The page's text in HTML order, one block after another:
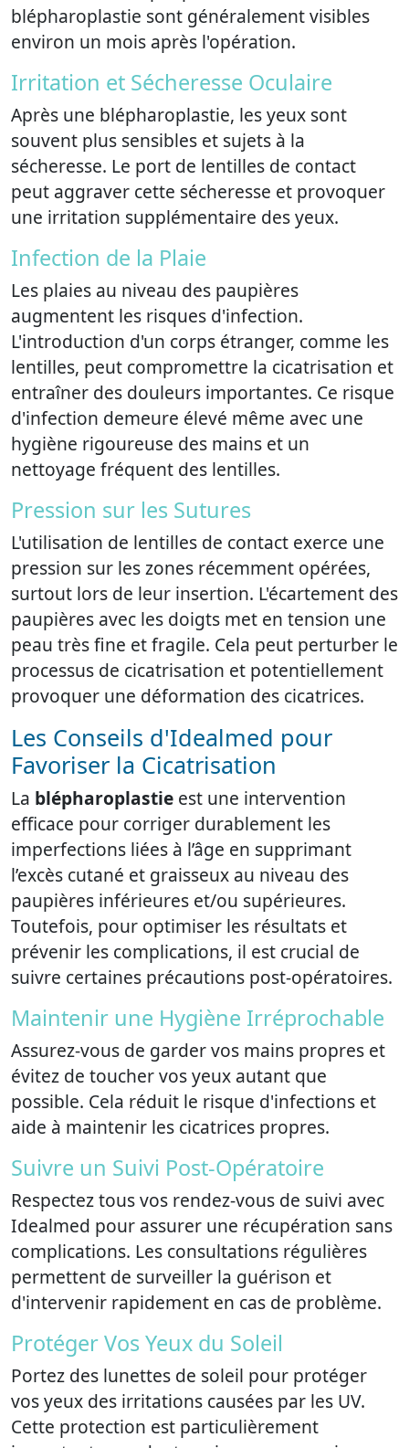
blépharoplastie sont généralement visibles
environ un mois après l'opération.
Irritation et Sécheresse Oculaire
Après une blépharoplastie, les yeux sont
souvent plus sensibles et sujets à la
sécheresse. Le port de lentilles de contact
peut aggraver cette sécheresse et provoquer
une irritation supplémentaire des yeux.
Infection de la Plaie
Les plaies au niveau des paupières
augmentent les risques d'infection.
L'introduction d'un corps étranger, comme les
lentilles, peut compromettre la cicatrisation et
entraîner des douleurs importantes. Ce risque
d'infection demeure élevé même avec une
hygiène rigoureuse des mains et un
nettoyage fréquent des lentilles.
Pression sur les Sutures
L'utilisation de lentilles de contact exerce une
pression sur les zones récemment opérées,
surtout lors de leur insertion. L'écartement des
paupières avec les doigts met en tension une
peau très fine et fragile. Cela peut perturber le
processus de cicatrisation et potentiellement
provoquer une déformation des cicatrices.
Les Conseils d'Idealmed pour
Favoriser la Cicatrisation
La blépharoplastie est une intervention
efficace pour corriger durablement les
imperfections liées à l’âge en supprimant
l’excès cutané et graisseux au niveau des
paupières inférieures et/ou supérieures.
Toutefois, pour optimiser les résultats et
prévenir les complications, il est crucial de
suivre certaines précautions post-opératoires.
Maintenir une Hygiène Irréprochable
Assurez-vous de garder vos mains propres et
évitez de toucher vos yeux autant que
possible. Cela réduit le risque d'infections et
aide à maintenir les cicatrices propres.
Suivre un Suivi Post-Opératoire
Respectez tous vos rendez-vous de suivi avec
Idealmed pour assurer une récupération sans
complications. Les consultations régulières
permettent de surveiller la guérison et
d'intervenir rapidement en cas de problème.
Protéger Vos Yeux du Soleil
Portez des lunettes de soleil pour protéger
vos yeux des irritations causées par les UV.
Cette protection est particulièrement